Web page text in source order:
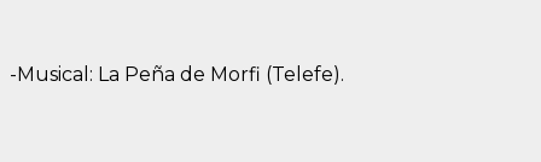
-Musical: La Peña de Morfi (Telefe).